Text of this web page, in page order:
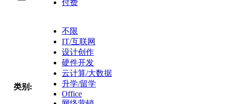
付费
类别:
不限
IT/互联网
设计创作
硬件开发
云计算/大数据
升学/留学
Office